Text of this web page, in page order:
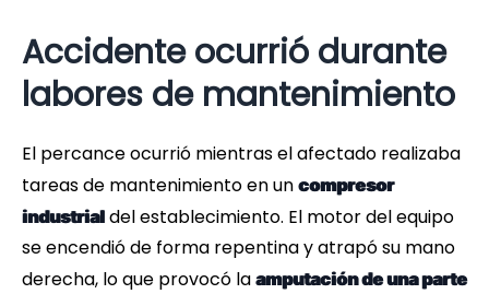
Accidente ocurrió durante
labores de mantenimiento
El percance ocurrió mientras el afectado realizaba
tareas de mantenimiento en un compresor
industrial del establecimiento. El motor del equipo
se encendió de forma repentina y atrapó su mano
derecha, lo que provocó la amputación de una parte